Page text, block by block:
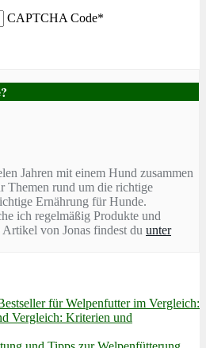
CAPTCHA Code*
Jahren mit einem Hund zusammen
Themen rund um die richtige
Ernährung für Hunde.
ich regelmäßig Produkte und
von Jonas findest du unter
für Welpenfutter im Vergleich:
Vergleich: Kriterien und